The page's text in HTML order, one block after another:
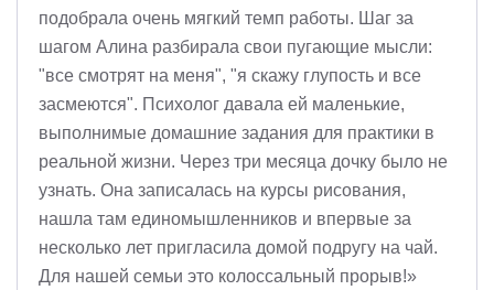
подобрала очень мягкий темп работы. Шаг за
шагом Алина разбирала свои пугающие мысли:
"все смотрят на меня", "я скажу глупость и все
засмеются". Психолог давала ей маленькие,
выполнимые домашние задания для практики в
реальной жизни. Через три месяца дочку было не
узнать. Она записалась на курсы рисования,
нашла там единомышленников и впервые за
несколько лет пригласила домой подругу на чай.
Для нашей семьи это колоссальный прорыв!»